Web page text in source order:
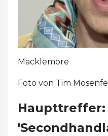
Macklemore
Foto von Tim
Haupttreffer: